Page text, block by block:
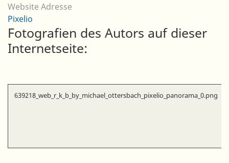
Website Adresse
Pixelio
Fotografien des Autors auf dieser
Internetseite:
639218_web_r_k_b_by_michael_ottersbach_pixelio_panorama_0.png